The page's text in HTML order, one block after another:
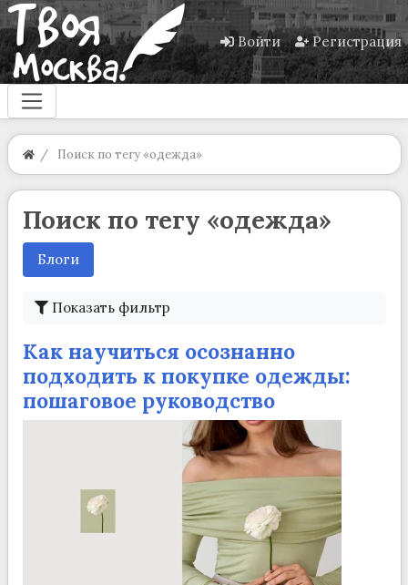
Войти Регистрация
Поиск по тегу «одежда»
Поиск по тегу «одежда»
Блоги
Показать фильтр
Как научиться осознанно
подходить к покупке одежды:
пошаговое руководство